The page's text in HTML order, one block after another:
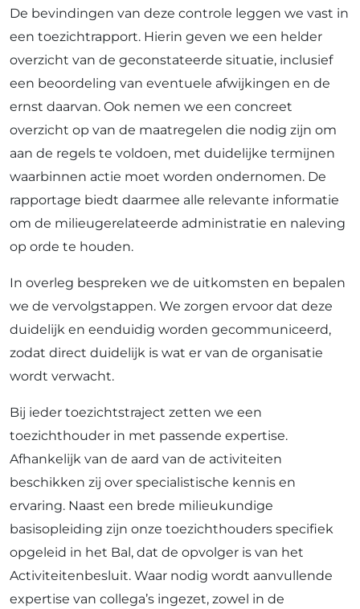
De bevindingen van deze controle leggen we vast in
een toezichtrapport. Hierin geven we een helder
overzicht van de geconstateerde situatie, inclusief
een beoordeling van eventuele afwijkingen en de
ernst daarvan. Ook nemen we een concreet
overzicht op van de maatregelen die nodig zijn om
aan de regels te voldoen, met duidelijke termijnen
waarbinnen actie moet worden ondernomen. De
rapportage biedt daarmee alle relevante informatie
om de milieugerelateerde administratie en naleving
op orde te houden.
In overleg bespreken we de uitkomsten en bepalen
we de vervolgstappen. We zorgen ervoor dat deze
duidelijk en eenduidig worden gecommuniceerd,
zodat direct duidelijk is wat er van de organisatie
wordt verwacht.
Bij ieder toezichtstraject zetten we een
toezichthouder in met passende expertise.
Afhankelijk van de aard van de activiteiten
beschikken zij over specialistische kennis en
ervaring. Naast een brede milieukundige
basisopleiding zijn onze toezichthouders specifiek
opgeleid in het Bal, dat de opvolger is van het
Activiteitenbesluit. Waar nodig wordt aanvullende
expertise van collega’s ingezet, zowel in de